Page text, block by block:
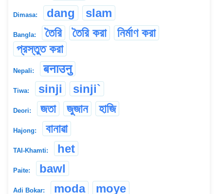
Dimasa: dang slam
Bangla: তৈরি তৈরি করা
নির্মাণ করা
প্রস্তুত করা
Nepali: बनाउनु
Tiwa: sinji sinji`
Deori: জতা জুজান হাজি
Hajong: বানাৱা
TAI-Khamti: het
Paite: bawl
Adi Bokar: moda moye